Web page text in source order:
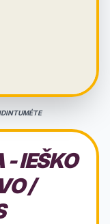
- IEŠKO
/